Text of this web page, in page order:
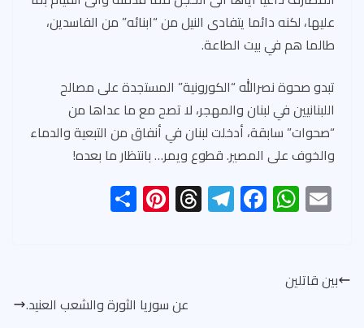
عليها، لكنه دائما يتفادى النيل من “ابنائه” من الفاسدين،
طالما هم في بيت الطاعة.
تبدو صحوة نصرالله “الكورونية” المستجدة على مصالح
اللبنانيين في لبنان والمهجر، لا تصح مع ما عداها من
“صحوات” سابقة، أدخلت لبنان في أنفاق من التبعية والدماء
والخوف على المصير. قطوع ويمر… بانتظار ما بعده!
E
m
W
h
F
ac
Te
le
m
T
hr
Pi
nt
t
بين قاتلين
عن سوريا الثورة والشعب العنيد.